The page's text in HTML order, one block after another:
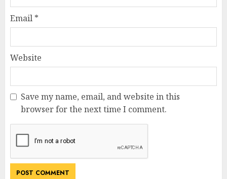
Email *
Website
Save my name, email, and website in this
browser for the next time I comment.